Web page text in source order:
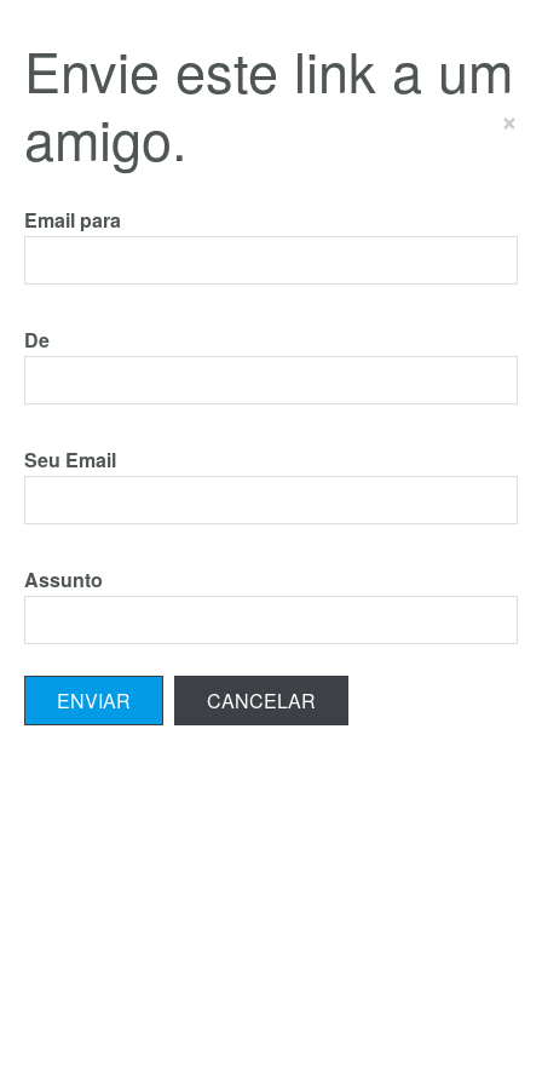
Envie este link a um
amigo.
×
Email para
De
Seu Email
Assunto
ENVIAR CANCELAR